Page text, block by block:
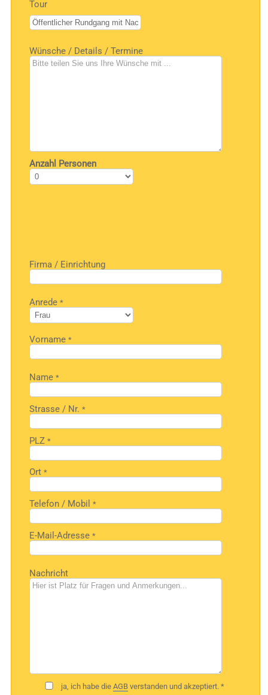
Tour
Wünsche / Details / Termine
Anzahl Personen
Firma / Einrichtung
Bitte
lasse
dieses
Feld
Anrede*
Vorname*
Bitte
lasse
Feld
leer.
Name*
Strasse / Nr.*
PLZ*
Ort*
Telefon / Mobil*
E-Mail-Adresse*
Bitte
lasse
dieses
Nachricht
ja, ich habe dieAGB verstanden und akzeptiert. *